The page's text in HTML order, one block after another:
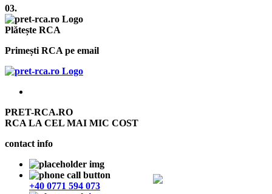
03.
Plătește RCA
Primești RCA pe email
PRET-RCA.RO
RCA LA CEL MAI MIC COST
contact info
+40 0771 594 073